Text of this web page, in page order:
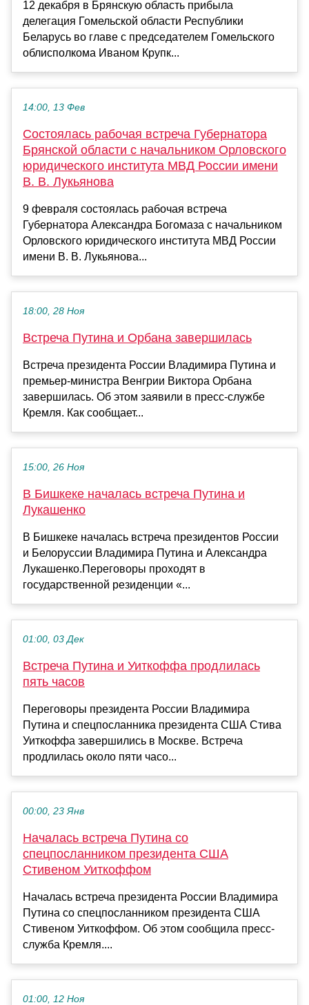
12 декабря в Брянскую область прибыла
делегация Гомельской области Республики
Беларусь во главе с председателем Гомельского
облисполкома Иваном Крупк...
14:00, 13 Фев
Состоялась рабочая встреча Губернатора
Брянской области с начальником Орловского
юридического института МВД России имени
В. В. Лукьянова
9 февраля состоялась рабочая встреча
Губернатора Александра Богомаза с начальником
Орловского юридического института МВД России
имени В. В. Лукьянова...
18:00, 28 Ноя
Встреча Путина и Орбана завершилась
Встреча президента России Владимира Путина и
премьер-министра Венгрии Виктора Орбана
завершилась. Об этом заявили в пресс-службе
Кремля. Как сообщает...
15:00, 26 Ноя
В Бишкеке началась встреча Путина и
Лукашенко
В Бишкеке началась встреча президентов России
и Белоруссии Владимира Путина и Александра
Лукашенко.Переговоры проходят в
государственной резиденции «...
01:00, 03 Дек
Встреча Путина и Уиткоффа продлилась
пять часов
Переговоры президента России Владимира
Путина и спецпосланника президента США Стива
Уиткоффа завершились в Москве. Встреча
продлилась около пяти часо...
00:00, 23 Янв
Началась встреча Путина со
спецпосланником президента США
Стивеном Уиткоффом
Началась встреча президента России Владимира
Путина со спецпосланником президента США
Стивеном Уиткоффом. Об этом сообщила пресс-
служба Кремля....
01:00, 12 Ноя